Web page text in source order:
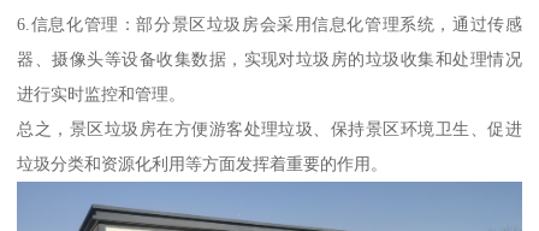
6.信息化管理：部分景区垃圾房会采用信息化管理系统，通过传感
器、摄像头等设备收集数据，实现对垃圾房的垃圾收集和处理情况
进行实时监控和管理。
总之，景区垃圾房在方便游客处理垃圾、保持景区环境卫生、促进
垃圾分类和资源化利用等方面发挥着重要的作用。